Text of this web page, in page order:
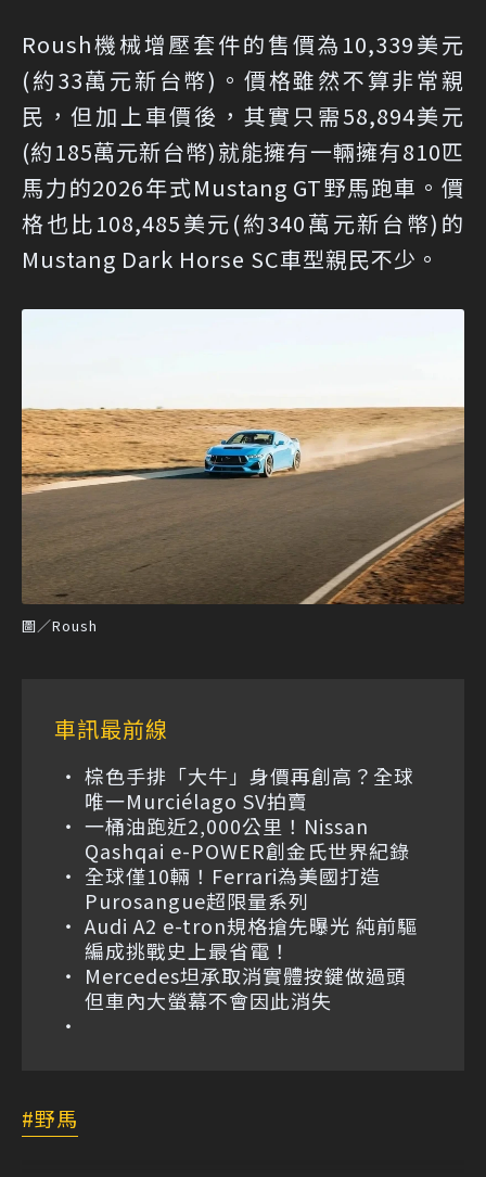
Roush機械增壓套件的售價為10,339美元
(約33萬元新台幣)。價格雖然不算非常親
民，但加上車價後，其實只需58,894美元
(約185萬元新台幣)就能擁有一輛擁有810匹
馬力的2026年式Mustang GT野馬跑車。價
格也比108,485美元(約340萬元新台幣)的
Mustang Dark Horse SC車型親民不少。
圖／Roush
車訊最前線
棕色手排「大牛」身價再創高？全球
唯一Murciélago SV拍賣
一桶油跑近2,000公里！Nissan
Qashqai e-POWER創金氏世界紀錄
全球僅10輛！Ferrari為美國打造
Purosangue超限量系列
Audi A2 e-tron規格搶先曝光 純前驅
編成挑戰史上最省電！
Mercedes坦承取消實體按鍵做過頭
但車內大螢幕不會因此消失
野馬